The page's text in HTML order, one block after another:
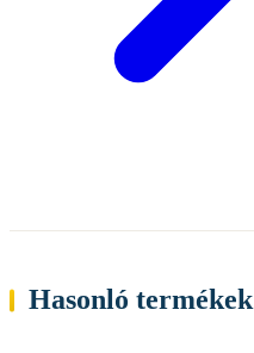
Hasonló termékek